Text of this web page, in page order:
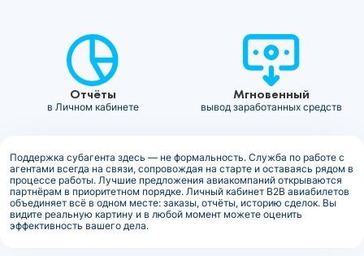
Отчёты
в Личном кабинете
Мгновенный
вывод заработанных средств
Поддержка субагента здесь — не формальность. Служба по работе с
агентами всегда на связи, сопровождая на старте и оставаясь рядом в
процессе работы. Лучшие предложения авиакомпаний открываются
партнёрам в приоритетном порядке. Личный кабинет B2B авиабилетов
объединяет всё в одном месте: заказы, отчёты, историю сделок. Вы
видите реальную картину и в любой момент можете оценить
эффективность вашего дела.